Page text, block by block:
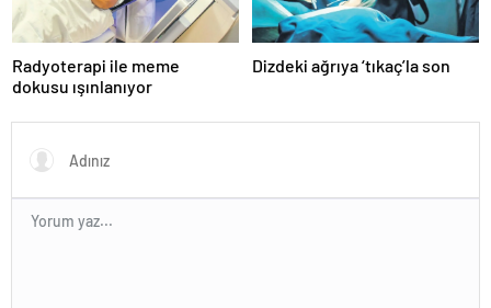
Radyoterapi ile meme
dokusu ışınlanıyor
Dizdeki ağrıya ‘tıkaç’la son